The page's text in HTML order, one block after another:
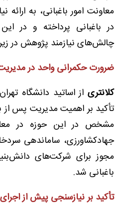
معاونت امور باغبانی، به
در باغبانی پرداخته و در
چالش‌های نیازمند پژوهش در
ضرورت حکمرانی واحد در
کلانتری از اساتید دانشگاه
تأکید بر اهمیت مدیریت پس از
مشخص در این حوزه در
جهادکشاورزی، ساماندهی
مجوز برای شرکت‌های
باغبانی شد.
تأکید بر نیازسنجی پیش از